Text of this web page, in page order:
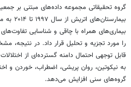
گروه تحقیقاتی مجموعه داده‌های مبتنی بر
بیماری‌های همراه با چاقی و شناسایی
را مورد تجزیه و تحلیل قرار داد. در
قابل توجهی احتمال دامنه گسترده‌ای از
به نیکوتین، روان پریشی، اضطراب، خوردن و
گروه‌های سنی افزایش می‌دهد.